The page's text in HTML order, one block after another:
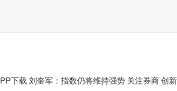
下载 刘奎军：指数仍将维持强势 关注券商 创